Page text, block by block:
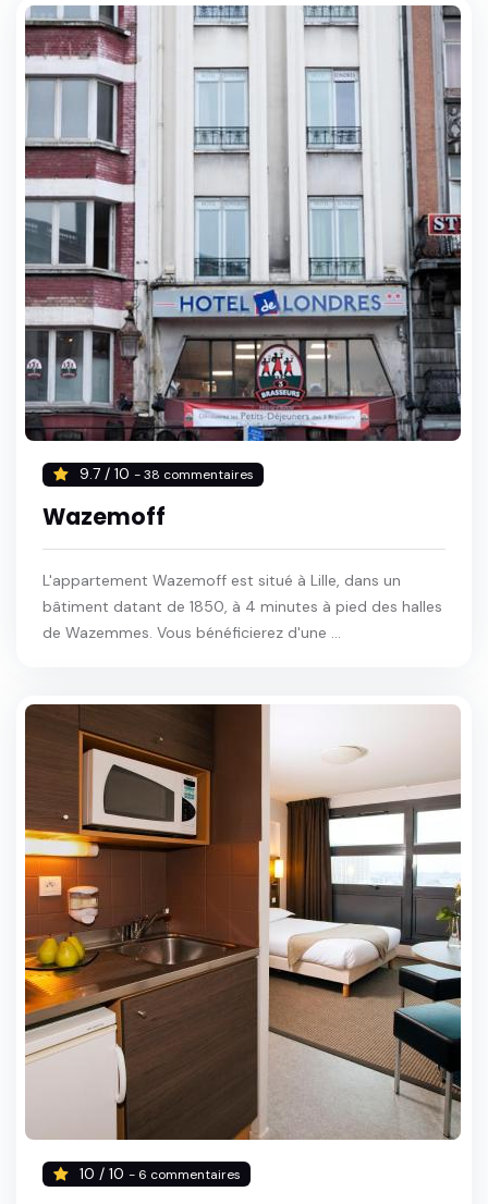
9.7 / 10 - 38 commentaires
Wazemoff
L'appartement Wazemoff est situé à Lille, dans un
bâtiment datant de 1850, à 4 minutes à pied des halles
de Wazemmes. Vous bénéficierez d'une ...
10 / 10 - 6 commentaires